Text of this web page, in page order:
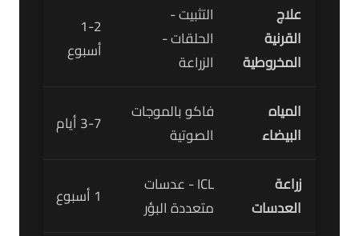
علاج
القرنية
المخروطية
التثبيت -
الحلقات -
الزراعة
1-2
أسبوع
المياه
البيضاء
فاكو بالموجات
الصوتية
3-7 أيام
زراعة
العدسات
ICL - عدسات
متعددة البؤر
1 أسبوع